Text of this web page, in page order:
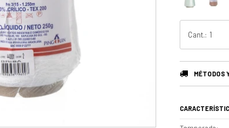
1
MÉTODOS